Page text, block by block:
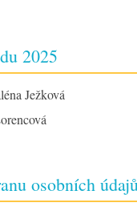
2025
Ježková
osobních